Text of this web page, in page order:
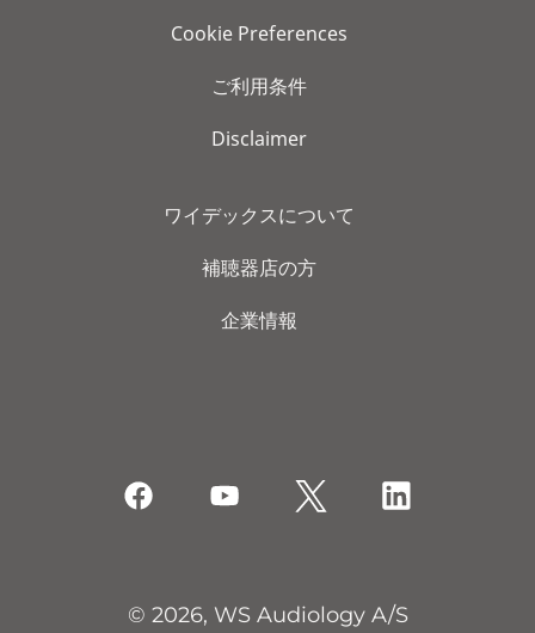
Cookie Preferences
ご利用条件
Disclaimer
ワイデックスについて
補聴器店の方
企業情報
© 2026, WS Audiology A/S